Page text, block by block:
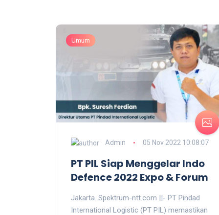
Umum
Admin 05 Nov 2022 10:08:07
PT PIL Siap Menggelar Indo
Defence 2022 Expo & Forum
Jakarta. Spektrum-ntt.com ||- PT Pindad
International Logistic (PT PIL) memastikan